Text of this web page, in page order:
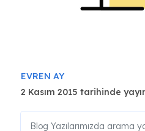
EVREN AY
2 Kasım 2015 tarihinde